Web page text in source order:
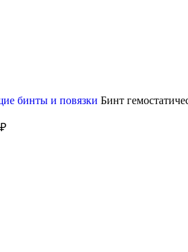
бинты и повязки Бинт
₽